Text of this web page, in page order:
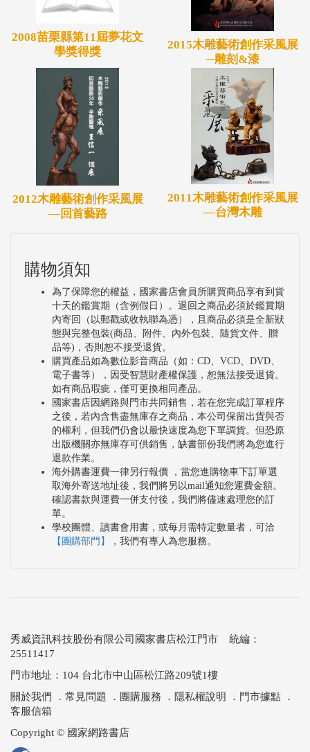
2008苗栗縣第11屆夢花文
學獎得獎
2015木雕藝術創作采風展
─雕刻&漆
2012木雕藝術創作采風展
—回首藝路
2011木雕藝術創作采風展
—台灣木雕
購物須知
為了保障您的權益，國家書店會員所購買商品享有到貨
十天的鑑賞期（含例假日）。退回之商品必須於鑑賞期
內寄回（以郵戳或收執聯為憑），且商品必須是全新狀
態與完整包裝(商品、附件、內外包裝、隨貨文件、贈
品等)，否則恕不接受退貨。
購買產品如為數位影音商品（如：CD、VCD、DVD、
電子書等），因受智慧財產權保護，恕無法接受退貨。
如有商品瑕疵，僅可更換相同產品。
國家書店因網路與門市共同銷售，若在您完成訂單程序
之後，若內含售盡無庫存之商品，本公司保留出貨與否
的權利，但我們仍會以最快速度為您下單調貨。但恐原
出版機關亦無庫存可供銷售，缺書部份我們將為您進行
退款作業。
海外購書運費一律另行報價 ，當您進購物車下訂單選
取海外寄送地址後，我們將另以mail通知您運費金額。
確認書款與運費一併支付後，我們將儘速處理您的訂
單。
學校團體、讀書會用書，或每月需特定數量者，可洽
【團購部門】
，我們有專人為您服務。
秀威資訊科技股份有限公司國家書店松江門市 統編：
25511417
門市地址：104 台北市中山區松江路209號1樓
關於我們 ． 常見問題 ． 團購服務 ． 隱私權說明 ． 門市據點 ．
客服信箱
Copyright © 國家網路書店